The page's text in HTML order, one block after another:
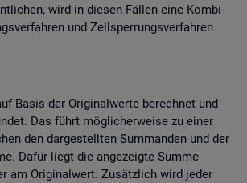
wird in die­sen Fäl­len eine Kom­bi­
und Zell­sper­rungs­ver­fah­ren
Basis der Ori­gi­nal­wer­te be­rech­net und
Das führt mög­li­cher­wei­se zu einer
den dar­ge­stell­ten Sum­man­den und der
Dafür liegt die an­ge­zeig­te Summe
am Ori­gi­nal­wert. Zu­sätz­lich wird jeder